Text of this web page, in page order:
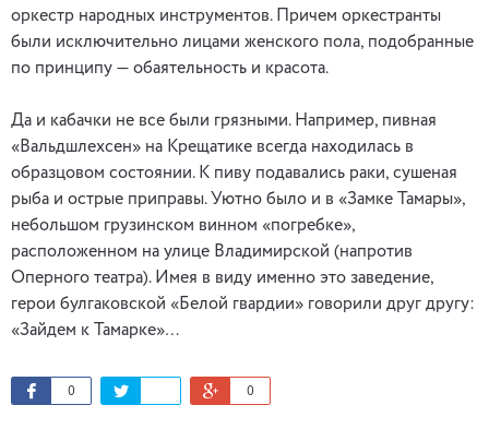
оркестр народных инструментов. Причем оркестранты
были исключительно лицами женского пола, подобранные
по принципу — обаятельность и красота.
Да и кабачки не все были грязными. Например, пивная
«Вальдшлехсен» на Крещатике всегда находилась в
образцовом состоянии. К пиву подавались раки, сушеная
рыба и острые приправы. Уютно было и в «Замке Тамары»,
небольшом грузинском винном «погребке»,
расположенном на улице Владимирской (напротив
Оперного театра). Имея в виду именно это заведение,
герои булгаковской «Белой гвардии» говорили друг другу:
«Зайдем к Тамарке»…
0 0